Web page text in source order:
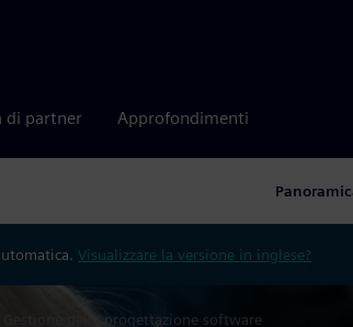
di partner Approfondimenti
Visualizzare la versione in inglese?
Gestione della progettazione software